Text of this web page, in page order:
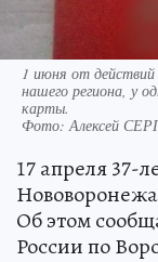
1 июня от
нашего региона, у
карты.
Фото:Алексей
17 апреля 37-
Об этом
России по